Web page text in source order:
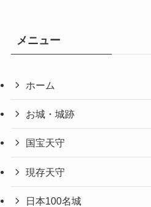
メニュー
ホーム
お城・城跡
国宝天守
現存天守
日本100名城